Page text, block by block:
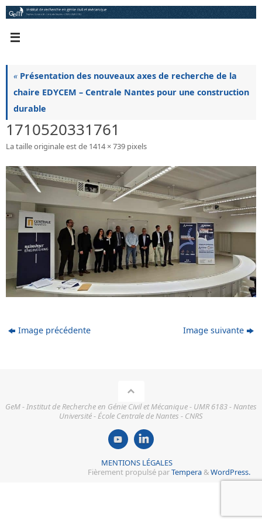
Passer
au
« Présentation des nouveaux axes de recherche de la
chaire EDYCEM – Centrale Nantes pour une construction
durable
1710520331761
La taille originale est de 1414 × 739 pixels
Image précédente Image suivante
GeM - Institut de Recherche en Génie Civil et Mécanique - UMR 6183 - Nantes
Université - École Centrale de Nantes - CNRS
MENTIONS LÉGALES
Fièrement propulsé parTempera &WordPress.